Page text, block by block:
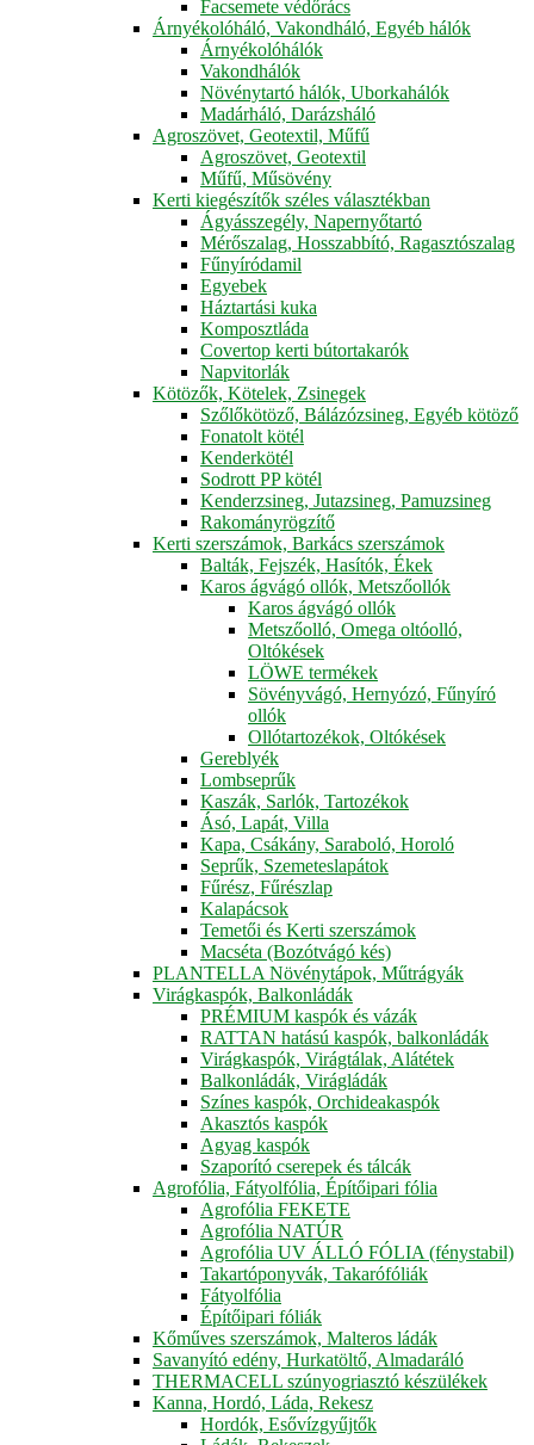
Facsemete védőrács
Árnyékolóháló, Vakondháló, Egyéb hálók
Árnyékolóhálók
Vakondhálók
Növénytartó hálók, Uborkahálók
Madárháló, Darázsháló
Agroszövet, Geotextil, Műfű
Agroszövet, Geotextil
Műfű, Műsövény
Kerti kiegészítők széles választékban
Ágyásszegély, Napernyőtartó
Mérőszalag, Hosszabbító, Ragasztószalag
Fűnyíródamil
Egyebek
Háztartási kuka
Komposztláda
Covertop kerti bútortakarók
Napvitorlák
Kötözők, Kötelek, Zsinegek
Szőlőkötöző, Bálázózsineg, Egyéb kötöző
Fonatolt kötél
Kenderkötél
Sodrott PP kötél
Kenderzsineg, Jutazsineg, Pamuzsineg
Rakományrögzítő
Kerti szerszámok, Barkács szerszámok
Balták, Fejszék, Hasítók, Ékek
Karos ágvágó ollók, Metszőollók
Karos ágvágó ollók
Metszőolló, Omega oltóolló,
Oltókések
LÖWE termékek
Sövényvágó, Hernyózó, Fűnyíró
ollók
Ollótartozékok, Oltókések
Gereblyék
Lombseprűk
Kaszák, Sarlók, Tartozékok
Ásó, Lapát, Villa
Kapa, Csákány, Saraboló, Horoló
Seprűk, Szemeteslapátok
Fűrész, Fűrészlap
Kalapácsok
Temetői és Kerti szerszámok
Macséta (Bozótvágó kés)
PLANTELLA Növénytápok, Műtrágyák
Virágkaspók, Balkonládák
PRÉMIUM kaspók és vázák
RATTAN hatású kaspók, balkonládák
Virágkaspók, Virágtálak, Alátétek
Balkonládák, Virágládák
Színes kaspók, Orchideakaspók
Akasztós kaspók
Agyag kaspók
Szaporító cserepek és tálcák
Agrofólia, Fátyolfólia, Építőipari fólia
Agrofólia FEKETE
Agrofólia NATÚR
Agrofólia UV ÁLLÓ FÓLIA (fénystabil)
Takartóponyvák, Takarófóliák
Fátyolfólia
Építőipari fóliák
Kőműves szerszámok, Malteros ládák
Savanyító edény, Hurkatöltő, Almadaráló
THERMACELL szúnyogriasztó készülékek
Kanna, Hordó, Láda, Rekesz
Hordók, Esővízgyűjtők